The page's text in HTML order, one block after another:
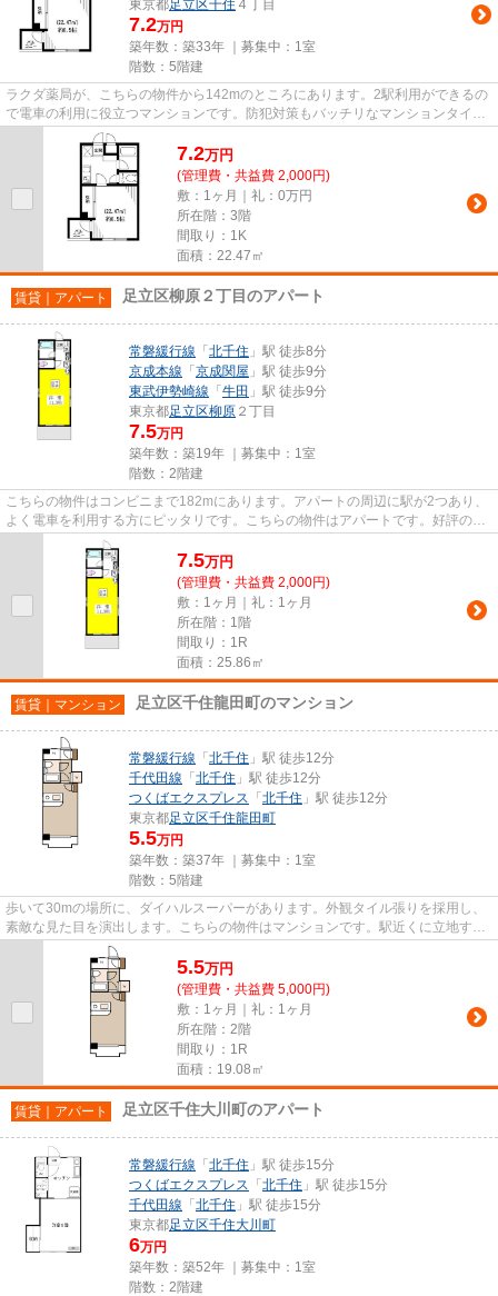
東京都足立区千住 ４丁目
7.2万円
築年数：築33年 ｜募集中： 1室
階数：5階建
ラクダ薬局が、こちらの物件から142mのところにあります。2駅利用ができるの
で電車の利用に役立つマンションです。防犯対策もバッチリなマンションタイプ
の物件です。駅から徒歩10分の...
7.2万円
(管理費・共益費 2,000円)
敷：1ヶ月｜礼：0万円
所在階：3階
間取り：1K
面積：22.47㎡
賃貸｜アパート 足立区柳原２丁目のアパート
常磐緩行線 「 北千住 」駅 徒歩8分
京成本線 「 京成関屋 」駅 徒歩9分
東武伊勢崎線 「 牛田 」駅 徒歩9分
東京都足立区柳原 ２丁目
7.5万円
築年数：築19年 ｜募集中： 1室
階数：2階建
こちらの物件はコンビニまで182mにあります。アパートの周辺に駅が2つあり、
よく電車を利用する方にピッタリです。こちらの物件はアパートです。好評の駅
近物件となっており、駅より徒...
7.5万円
(管理費・共益費 2,000円)
敷：1ヶ月｜礼：1ヶ月
所在階：1階
間取り：1R
面積：25.86㎡
賃貸｜マンション 足立区千住龍田町のマンション
常磐緩行線 「 北千住 」駅 徒歩12分
千代田線 「 北千住 」駅 徒歩12分
つくばエクスプレス 「 北千住 」駅 徒歩12分
東京都足立区千住龍田町
5.5万円
築年数：築37年 ｜募集中： 1室
階数：5階建
歩いて30mの場所に、ダイハルスーパーがあります。外観タイル張りを採用し、
素敵な見た目を演出します。こちらの物件はマンションです。駅近くに立地する
物件で、徒歩12分程でアクセス...
5.5万円
(管理費・共益費 5,000円)
敷：1ヶ月｜礼：1ヶ月
所在階：2階
間取り：1R
面積：19.08㎡
賃貸｜アパート 足立区千住大川町のアパート
常磐緩行線 「 北千住 」駅 徒歩15分
つくばエクスプレス 「 北千住 」駅 徒歩15分
千代田線 「 北千住 」駅 徒歩15分
東京都足立区千住大川町
6万円
築年数：築52年 ｜募集中： 1室
階数：2階建